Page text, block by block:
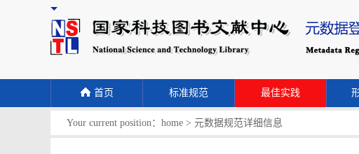
首页 标准规范 最佳实践
Your current position： home > 元数据规范详细信息